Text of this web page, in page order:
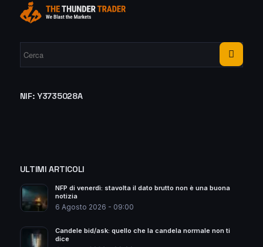
NIF: Y3735028A
ULTIMI ARTICOLI
NFP di venerdì: stavolta il dato brutto non è una buona
notizia
6 Agosto 2026 - 09:00
Candele bid/ask: quello che la candela normale non ti
dice